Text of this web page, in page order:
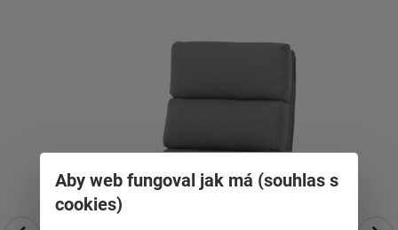
Aby web fungoval jak má (souhlas s
cookies)